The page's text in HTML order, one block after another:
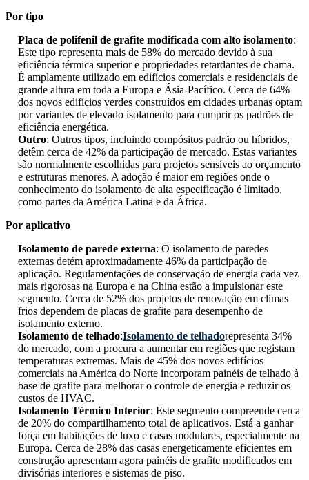
Por tipo
Placa de polifenil de grafite modificada com alto isolamento:
Este tipo representa mais de 58% do mercado devido à sua
eficiência térmica superior e propriedades retardantes de chama.
É amplamente utilizado em edifícios comerciais e residenciais de
grande altura em toda a Europa e Ásia-Pacífico. Cerca de 64%
dos novos edifícios verdes construídos em cidades urbanas optam
por variantes de elevado isolamento para cumprir os padrões de
eficiência energética.
Outro: Outros tipos, incluindo compósitos padrão ou híbridos,
detêm cerca de 42% da participação de mercado. Estas variantes
são normalmente escolhidas para projetos sensíveis ao orçamento
e estruturas menores. A adoção é maior em regiões onde o
conhecimento do isolamento de alta especificação é limitado,
como partes da América Latina e da África.
Por aplicativo
Isolamento de parede externa: O isolamento de paredes
externas detém aproximadamente 46% da participação de
aplicação. Regulamentações de conservação de energia cada vez
mais rigorosas na Europa e na China estão a impulsionar este
segmento. Cerca de 52% dos projetos de renovação em climas
frios dependem de placas de grafite para desempenho de
isolamento externo.
Isolamento de telhado:Isolamento de telhadorepresenta 34%
do mercado, com a procura a aumentar em regiões que registam
temperaturas extremas. Mais de 45% dos novos edifícios
comerciais na América do Norte incorporam painéis de telhado à
base de grafite para melhorar o controle de energia e reduzir os
custos de HVAC.
Isolamento Térmico Interior: Este segmento compreende cerca
de 20% do compartilhamento total de aplicativos. Está a ganhar
força em habitações de luxo e casas modulares, especialmente na
Europa. Cerca de 28% das casas energeticamente eficientes em
construção apresentam agora painéis de grafite modificados em
divisórias interiores e sistemas de piso.